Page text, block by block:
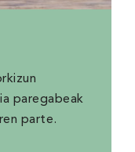
paregabeak
parte.